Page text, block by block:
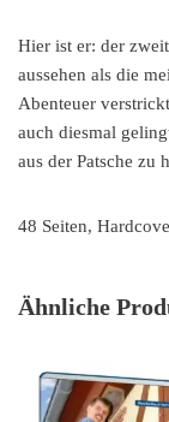
Hier ist er: der
aussehen als die
Abenteuer
auch diesmal
aus der Patsche zu
48 Seiten,
Ähnliche